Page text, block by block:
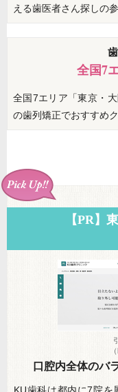
える歯医者さん探しの
全国7
全国7エリア「東京・
の歯列矯正でおすすめ
【PR】
口腔内全体のバ